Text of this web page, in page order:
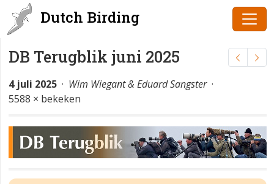
Dutch Birding
DB Terugblik juni 2025
4 juli 2025 · Wim Wiegant & Eduard Sangster·
5588 × bekeken